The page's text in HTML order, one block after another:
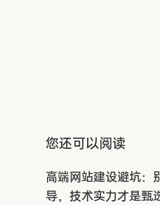
您还可以阅读
高端网站建设避坑：
导，技术实力才是甄